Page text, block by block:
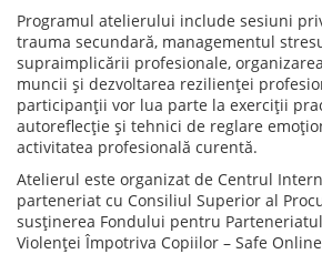
Programul atelierului include sesiuni
trauma secundară, managementul
supraimplicării profesionale,
muncii și dezvoltarea rezilienței
participanții vor lua parte la exerciții
autoreflecție și tehnici de reglare
activitatea profesională curentă.
Atelierul este organizat de Centrul
parteneriat cu Consiliul Superior al
susținerea Fondului pentru
Violenței Împotriva Copiilor – Safe